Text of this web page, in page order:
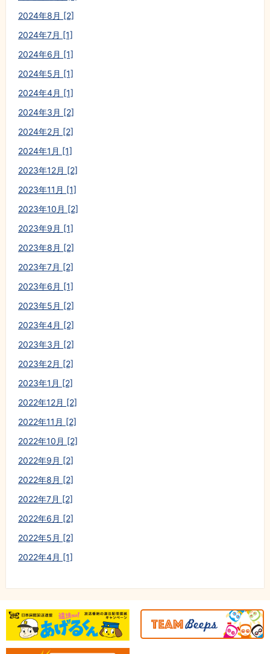
2024年8月 [2]
2024年7月 [1]
2024年6月 [1]
2024年5月 [1]
2024年4月 [1]
2024年3月 [2]
2024年2月 [2]
2024年1月 [1]
2023年12月 [2]
2023年11月 [1]
2023年10月 [2]
2023年9月 [1]
2023年8月 [2]
2023年7月 [2]
2023年6月 [1]
2023年5月 [2]
2023年4月 [2]
2023年3月 [2]
2023年2月 [2]
2023年1月 [2]
2022年12月 [2]
2022年11月 [2]
2022年10月 [2]
2022年9月 [2]
2022年8月 [2]
2022年7月 [2]
2022年6月 [2]
2022年5月 [2]
2022年4月 [1]